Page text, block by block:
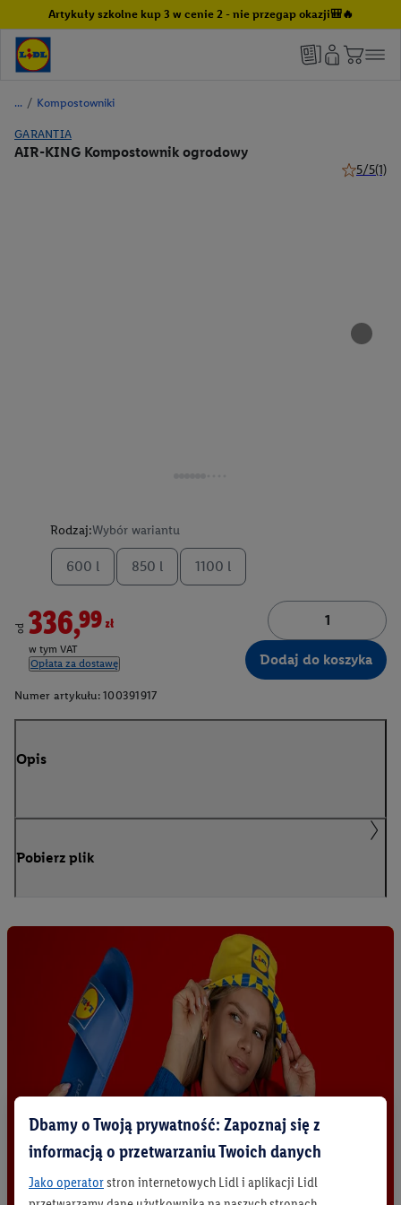
Artykuły szkolne kup 3 w cenie 2 - nie przegap okazji🎒🔥
/ Kompostowniki
GARANTIA
AIR-KING Kompostownik ogrodowy
5/5(1)
Rodzaj:Wybór wariantu
600 l 850 l 1100 l
od 336,99zł
w tym VAT
Opłata za dostawę
Dodaj do koszyka
Numer artykułu: 100391917
Opis
Pobierz plik
Dbamy o Twoją prywatność: Zapoznaj się z
informacją o przetwarzaniu Twoich danych
Jako operatorstron internetowych Lidl i aplikacji Lidl